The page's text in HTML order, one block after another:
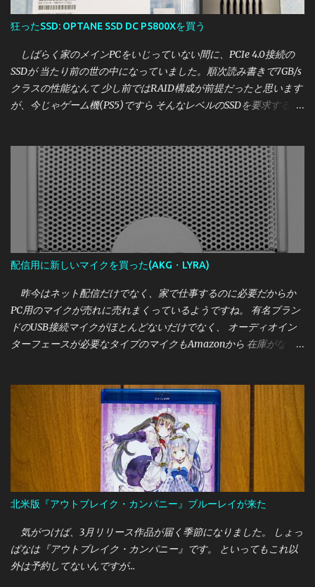
狂ったSSD: OPTANE SSD DC P5800Xを買う
しばらく家のメインPCをいじっていない間に、PCIe 4.0接続の
SSDが 当たり前の世の中になっていました。順次読み書きで7GB/s
クラスの性能なんて 少し前ではRAID構成が前提だったと思います
が、今じゃゲーム機(PS5)ですら そんなレベルのSSDを要求する時
れようとしている中で それはどうかと思いましたので、 せっかく
なら一番？いいやつが欲しいということになったところ たまたま
相場より激安で買えたSSDがあったので紹介します。 今回買った
のは、Intel OPTANE SSD DC P5800X の400GBモデルです。 いか
にもバルクなパッケージで到着 [目次] 購入価格・購入元 Intel
OPTANE SSD DC P5800Xとは 外観 実性能について・参考レビュー
誰におすすめか
配信用に新しいマイクを買った(AKG・LYRA)
昨今はネット配信だけでなく、家で仕事するのに必要だからか
PC用のマイクが売れに売れまくっているようですね。 有名ブラン
ドのUSB接続マイクがほとんどないだけでなく、 オーディオイン
ターフェースが必要なタイプのマイクもAmazonから 在庫がなく
クに変更したいと思っていたところ 今回はオーストリア・AKGの
新しいUSB接続マイクである "LYRA"を買うことができたので、こ
こで紹介しておきたいと思います。
北米版『アウトブレイク・カンパニー』ブルーレイが来た
気がつけば、3月リリース作品が届く季節になりました。 しょっ
ぱなは『アウトブレイク・カンパニー』です。 といってもこれ以
外は予約してないんですが…